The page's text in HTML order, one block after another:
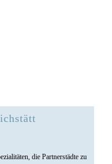
die Partnerstädte zu